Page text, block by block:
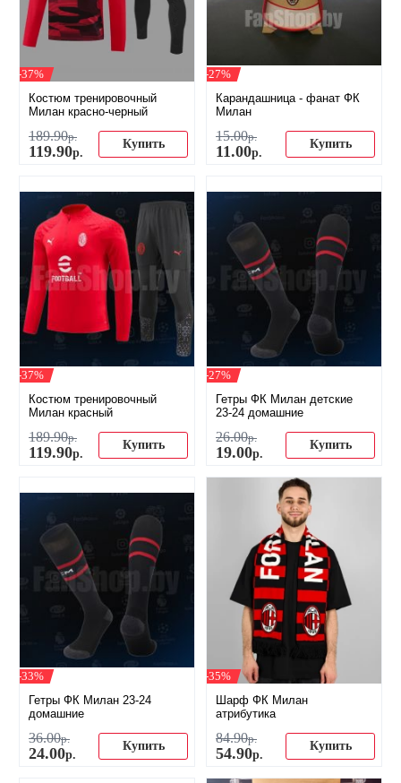
-37%
Костюм тренировочный
Милан красно-черный
189.90р.
119.90р.
Купить
-27%
Карандашница - фанат ФК
Милан
15.00р.
11.00р.
Купить
-37%
Костюм тренировочный
Милан красный
189.90р.
119.90р.
Купить
-27%
Гетры ФК Милан детские
23-24 домашние
26.00р.
19.00р.
Купить
-33%
Гетры ФК Милан 23-24
домашние
36.00р.
24.00р.
Купить
-35%
Шарф ФК Милан
атрибутика
84.90р.
54.90р.
Купить